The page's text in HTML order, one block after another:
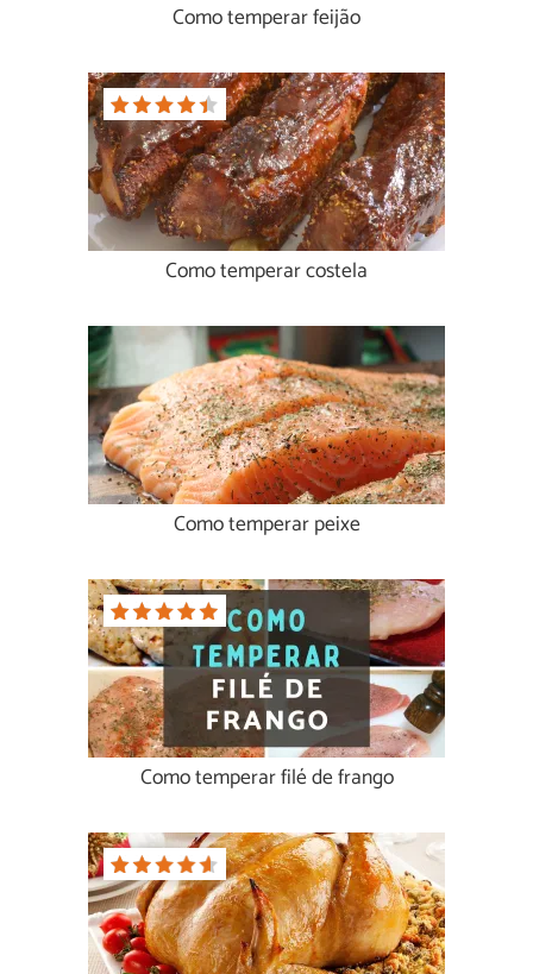
Como temperar feijão
Como temperar costela
Como temperar peixe
Como temperar filé de frango